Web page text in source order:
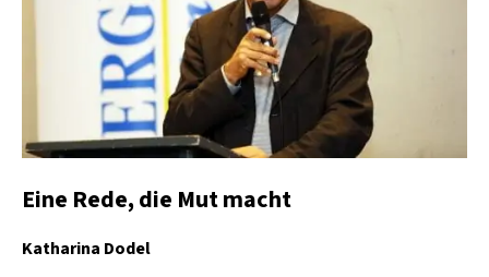
Eine Rede, die Mut macht
Katharina Dodel